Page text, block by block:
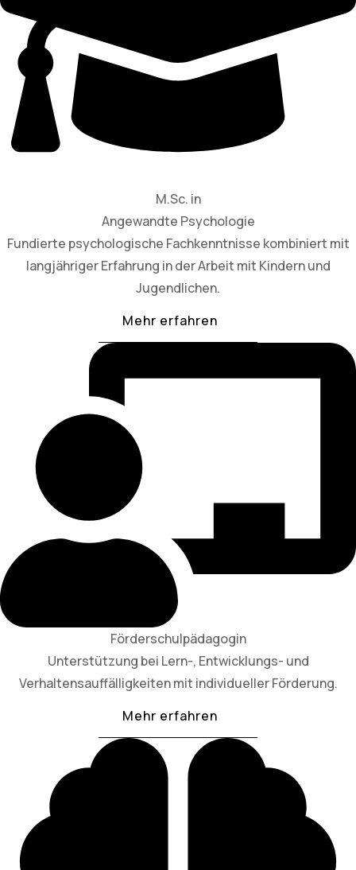
M.Sc. in
Angewandte Psychologie
Fundierte psychologische Fachkenntnisse kombiniert mit
langjähriger Erfahrung in der Arbeit mit Kindern und
Jugendlichen.
Mehr erfahren
Förderschulpädagogin
Unterstützung bei Lern-, Entwicklungs- und
Verhaltensauffälligkeiten mit individueller Förderung.
Mehr erfahren